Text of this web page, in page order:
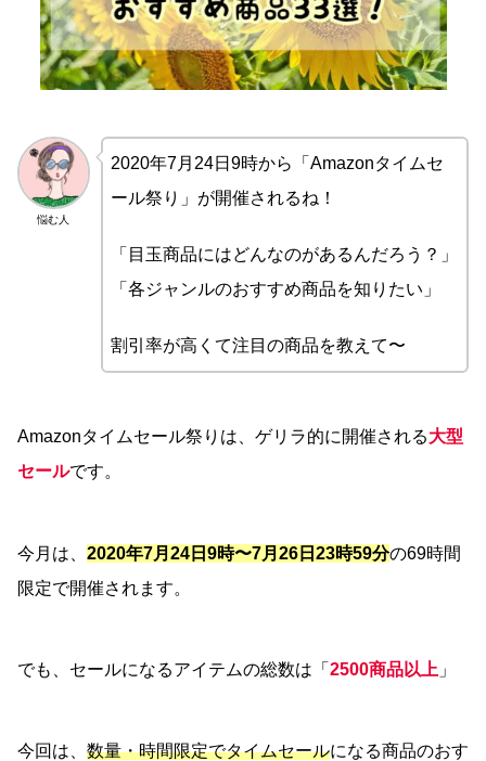
悩む人
2020年7月24日9時から「Amazonタイムセ
ール祭り」が開催されるね！
「目玉商品にはどんなのがあるんだろう？」
「各ジャンルのおすすめ商品を知りたい」
割引率が高くて注目の商品を教えて〜
Amazonタイムセール祭りは、ゲリラ的に開催される大型
セールです。
今月は、 2020年7月24日9時〜7月26日23時59分の69時間
限定で開催されます。
でも、セールになるアイテムの総数は「 2500商品以上 」
今回は、 数量・時間限定でタイムセールになる商品のおす